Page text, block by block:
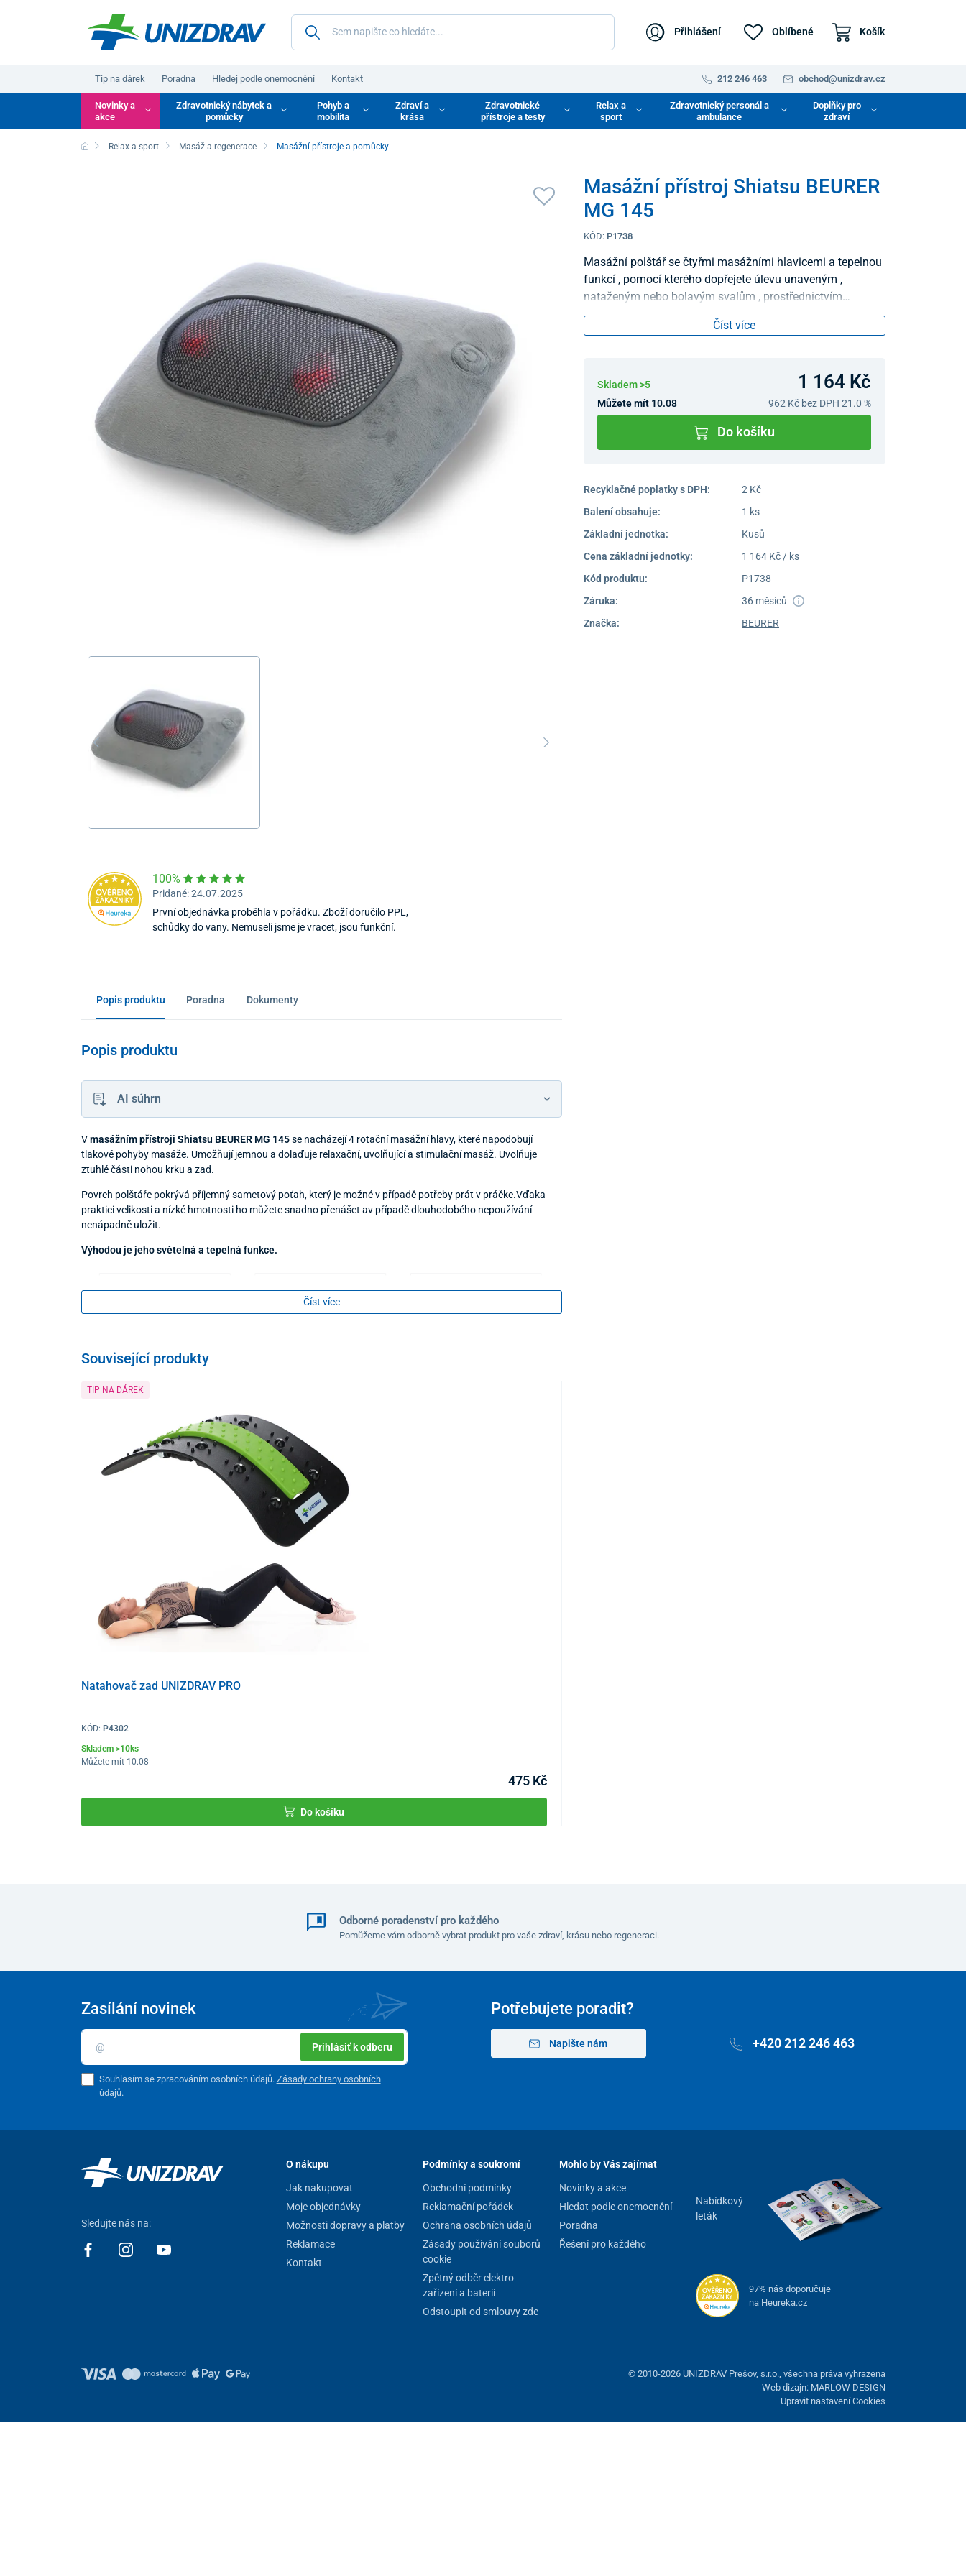
Přihlášení Oblíbené Košík
Tip na dárek Poradna Hledej podle onemocnění Kontakt 212 246 463 obchod@unizdrav.cz
Novinky a
akce
Zdravotnický nábytek a
pomůcky
Pohyb a
mobilita
Zdraví a
krása
Zdravotnické
přístroje a testy
Relax a
sport
Zdravotnický personál a
ambulance
Doplňky pro
zdraví
Relax a sport Masáž a regenerace Masážní přístroje a pomůcky
Masážní přístroj Shiatsu BEURER
MG 145
KÓD: P1738
Masážní polštář se čtyřmi masážními hlavicemi a tepelnou
funkcí , pomocí kterého dopřejete úlevu unaveným ,
nataženým nebo bolavým svalům , prostřednictvím
příjemné masáže .
Číst více
Skladem >5 1 164 Kč
Můžete mít 10.08 962 Kčbez DPH 21.0 %
Do košíku
Recyklačné poplatky s DPH:
2 Kč
Balení obsahuje:
1 ks
Základní jednotka:
Kusů
Cena základní jednotky:
1 164 Kč / ks
Kód produktu:
P1738
Záruka:
36 měsíců
Značka:
BEURER
100%
Pridané: 24.07.2025
První objednávka proběhla v pořádku. Zboží doručilo PPL,
schůdky do vany. Nemuseli jsme je vracet, jsou funkční.
Popis produktu Poradna Dokumenty
Popis produktu
AI súhrn
Vmasážním přístroji Shiatsu BEURER MG 145se nacházejí 4 rotační masážní hlavy, které napodobují
tlakové pohyby masáže. Umožňují jemnou a dolaďuje relaxační, uvolňující a stimulační masáž. Uvolňuje
ztuhlé části nohou krku a zad.
Povrch polštáře pokrývá příjemný sametový poťah, který je možné v případě potřeby prát v práčke.Vďaka
praktici velikosti a nízké hmotnosti ho můžete snadno přenášet av případě dlouhodobého nepoužívání
nenápadně uložit.
Výhodou je jeho světelná a tepelná funkce.
Číst více
Související produkty
TIP NA DÁREK
Natahovač zad UNIZDRAV PRO
KÓD: P4302
Skladem >10ks
Můžete mít 10.08
475 Kč
Do košíku
Odborné poradenství pro každého
Pomůžeme vám odborně vybrat produkt pro vaše zdraví, krásu nebo regeneraci.
Potřebujete poradit?
Napište nám +420 212 246 463
Zasílání novinek
Prihlásiť k odberu
Souhlasím se zpracováním osobních údajů. Zásady ochrany osobních
údajů.
Sledujte nás na:
O nákupu
Jak nakupovat
Moje objednávky
Možnosti dopravy a platby
Reklamace
Kontakt
Podmínky a soukromí
Obchodní podmínky
Reklamační pořádek
Ochrana osobních údajů
Zásady používání souborů
cookie
Zpětný odběr elektro
zařízení a baterií
Odstoupit od smlouvy zde
Mohlo by Vás zajímat
Novinky a akce
Hledat podle onemocnění
Poradna
Řešení pro každého
Nabídkový
leták
97% nás doporučuje
na Heureka.cz
© 2010-2026 UNIZDRAV Prešov, s.r.o., všechna práva vyhrazena
Web dizajn: MARLOW DESIGN
Upravit nastavení Cookies